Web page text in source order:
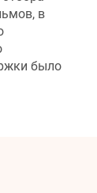
в
было